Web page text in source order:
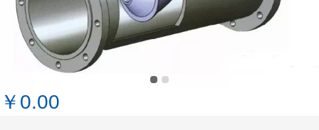
V锥流量计
￥0.00